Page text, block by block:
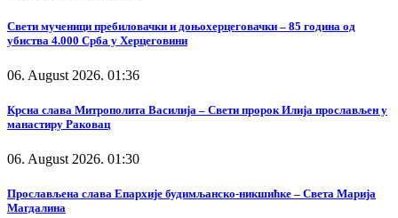
Свети мученици пребиловачки и доњохерцеговачки – 85 година од
убиства 4.000 Срба у Херцеговини
06. August 2026. 01:36
Крсна слава Митрополита Василија – Свети пророк Илија прослављен у
манастиру Раковац
06. August 2026. 01:30
Прослављена слава Епархије будимљанско-никшићке – Света Марија
Магдалина